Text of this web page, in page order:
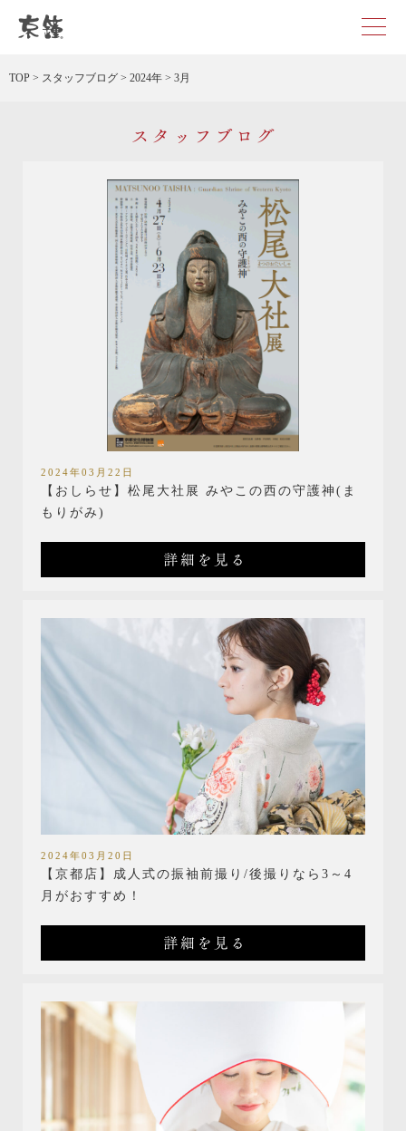
TOP > スタッフブログ > 2024年 > 3月
スタッフブログ
2024年03月22日
【おしらせ】松尾大社展 みやこの西の守護神(ま
もりがみ)
2024年03月20日
【京都店】成人式の振袖前撮り/後撮りなら3～4
月がおすすめ！